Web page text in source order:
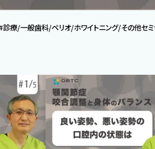
診療/一般歯科/ペリオ/ホワイトニング/その他セ